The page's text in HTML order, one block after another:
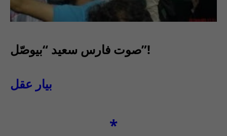
صوت فارس سعيد “بيوصّل”!
بيار عقل
*